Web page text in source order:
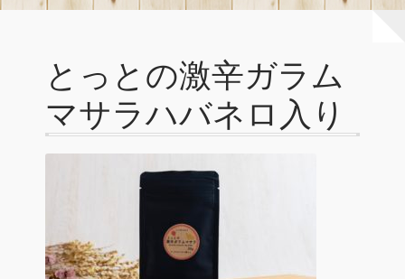
てってのスパイスが買える＆食べられるお店
よくあるご質問
お店の概要
マイアカウント
m
h
a
n
とっとの激辛ガラム
マサラハバネロ入り